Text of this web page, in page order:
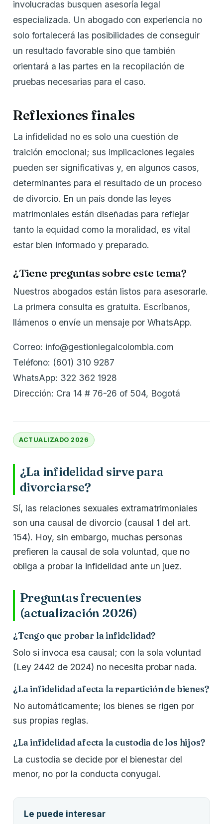
involucradas busquen asesoría legal
especializada. Un abogado con experiencia no
solo fortalecerá las posibilidades de conseguir
un resultado favorable sino que también
orientará a las partes en la recopilación de
pruebas necesarias para el caso.
Reflexiones finales
La infidelidad no es solo una cuestión de
traición emocional; sus implicaciones legales
pueden ser significativas y, en algunos casos,
determinantes para el resultado de un proceso
de divorcio. En un país donde las leyes
matrimoniales están diseñadas para reflejar
tanto la equidad como la moralidad, es vital
estar bien informado y preparado.
¿Tiene preguntas sobre este tema?
Nuestros abogados están listos para asesorarle.
La primera consulta es gratuita. Escríbanos,
llámenos o envíe un mensaje por WhatsApp.
Correo: info@gestionlegalcolombia.com
Teléfono: (601) 310 9287
WhatsApp: 322 362 1928
Dirección: Cra 14 # 76-26 of 504, Bogotá
ACTUALIZADO 2026
¿La infidelidad sirve para
divorciarse?
Sí, las relaciones sexuales extramatrimoniales
son una causal de divorcio (causal 1 del art.
154). Hoy, sin embargo, muchas personas
prefieren la causal de sola voluntad, que no
obliga a probar la infidelidad ante un juez.
Preguntas frecuentes
(actualización 2026)
¿Tengo que probar la infidelidad?
Solo si invoca esa causal; con la sola voluntad
(Ley 2442 de 2024) no necesita probar nada.
¿La infidelidad afecta la repartición de bienes?
No automáticamente; los bienes se rigen por
sus propias reglas.
¿La infidelidad afecta la custodia de los hijos?
La custodia se decide por el bienestar del
menor, no por la conducta conyugal.
Le puede interesar